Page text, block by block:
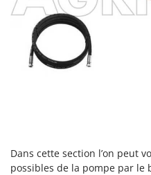
Rampes de
Râpes à fromage
Râteaux pour tracteur
Rouleaux pour
H
Hailo
Helvi
Henx
Il-Tec
Dans cette section l’on peut
possibles de la pompe par le